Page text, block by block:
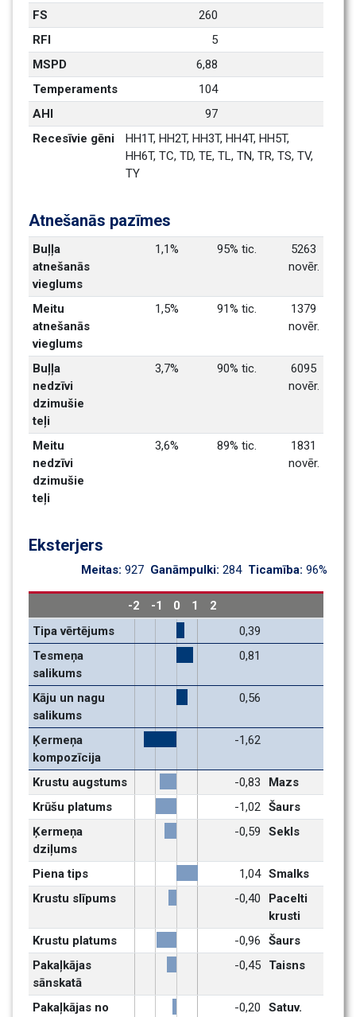
FS
260
RFI
5
MSPD
6,88
Temperaments
104
AHI
97
Recesīvie gēni
HH1T, HH2T, HH3T, HH4T, HH5T,
HH6T, TC, TD, TE, TL, TN, TR, TS, TV,
TY
Atnešanās pazīmes
Buļļa
atnešanās
vieglums
1,1% 95% tic.
5263
novēr.
Meitu
atnešanās
vieglums
1,5% 91% tic.
1379
novēr.
Buļļa
nedzīvi
dzimušie
teļi
3,7% 90% tic.
6095
novēr.
Meitu
nedzīvi
dzimušie
teļi
3,6% 89% tic.
1831
novēr.
Eksterjers
Meitas: 927 Ganāmpulki: 284 Ticamība: 96%
-2 -1 0 1
2
Tipa vērtējums
0,39
Tesmeņa
salikums
0,81
Kāju un nagu
salikums
0,56
Ķermeņa
kompozīcija
-1,62
Krustu augstums -0,83
Mazs
Krūšu platums
-1,02 Šaurs
Ķermeņa
dziļums
-0,59 Sekls
Piena tips 1,04 Smalks
Krustu slīpums
-0,40
Pacelti
krusti
Krustu platums
-0,96
Šaurs
Pakaļkājas
sānskatā
-0,45 Taisns
Pakaļkājas no
-0,20
Satuv.